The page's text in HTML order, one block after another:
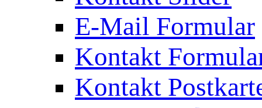
E-Mail Formular
Kontakt
Kontakt